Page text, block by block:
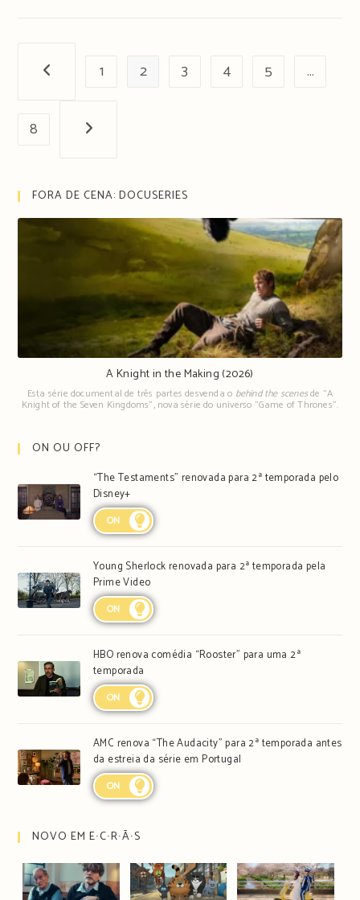
TV:
Team”
Página anterior
1 2 3 4 5 …
8 Próxima página
FORA DE CENA: DOCUSERIES
A Knight in the Making (2026)
Esta série documental de três partes desvenda o behind the scenesde "A
Knight of the Seven Kingdoms", nova série do universo "Game of Thrones".
ON OU OFF?
“The Testaments” renovada para 2ª temporada pelo
Disney+
ON
Young Sherlock renovada para 2ª temporada pela
Prime Video
ON
HBO renova comédia “Rooster” para uma 2ª
temporada
ON
AMC renova “The Audacity” para 2ª temporada antes
da estreia da série em Portugal
ON
NOVO EM E∙C∙R∙Ã∙S